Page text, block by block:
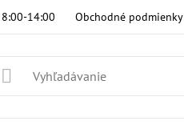
14:00 Obchodné podmienky